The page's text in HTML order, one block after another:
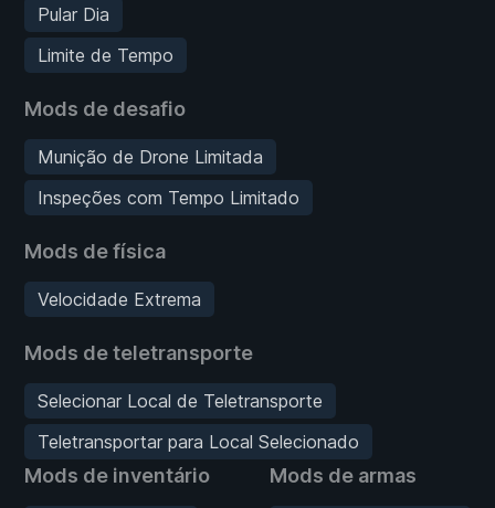
Pular Dia
Limite de Tempo
Mods de desafio
Munição de Drone Limitada
Inspeções com Tempo Limitado
Mods de física
Velocidade Extrema
Mods de teletransporte
Selecionar Local de Teletransporte
Teletransportar para Local Selecionado
Mods de inventário Mods de armas